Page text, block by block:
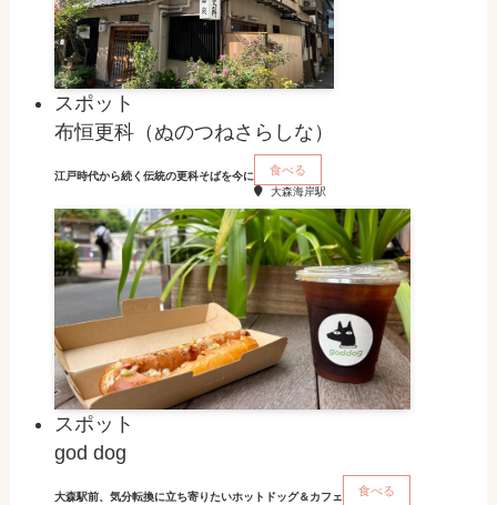
スポット
布恒更科（ぬのつねさらしな）
江戸時代から続く伝統の更科そばを今に 食べる
大森海岸駅
スポット
god dog
大森駅前、気分転換に立ち寄りたいホットドッグ＆カフェ 食べる